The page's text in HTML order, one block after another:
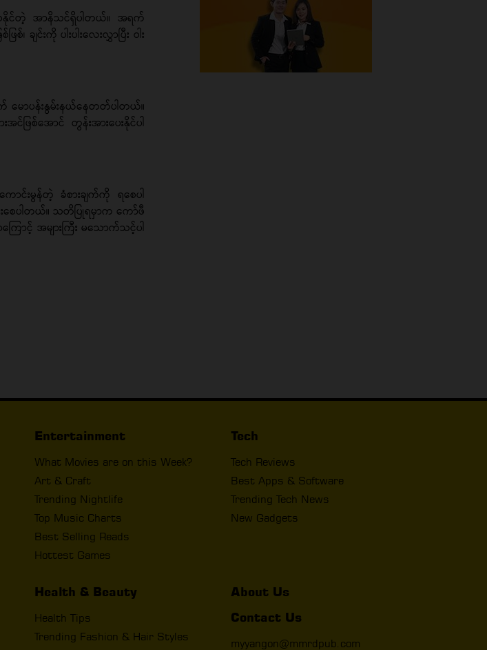
နိုင်တဲ့ အာနိသင်ရှိပါတယ်။ အရက်
ချင်းကို ပါးပါးလေးလွှာပြီး ဝါး
ောပန်းနွမ်းနယ်နေတတ်ပါတယ်။
ဖြစ်အောင် တွန်းအားပေးနိုင်ပါ
ာင်းမွန်တဲ့ ခံစားချက်ကို ရစေပါ
ေပါတယ်။ သတိပြုရမှာက ကော်ဖီ
ောင့် အများကြီး မသောက်သင့်ပါ
Entertainment
What Movies are on this Week?
Art & Craft
Trending Nightlife
Top Music Charts
Best Selling Reads
Hottest Games
Tech
Tech Reviews
Best Apps & Software
Trending Tech News
New Gadgets
Health & Beauty
Health Tips
Trending Fashion & Hair Styles
About Us
Contact Us
myyangon@mmrdpub.com